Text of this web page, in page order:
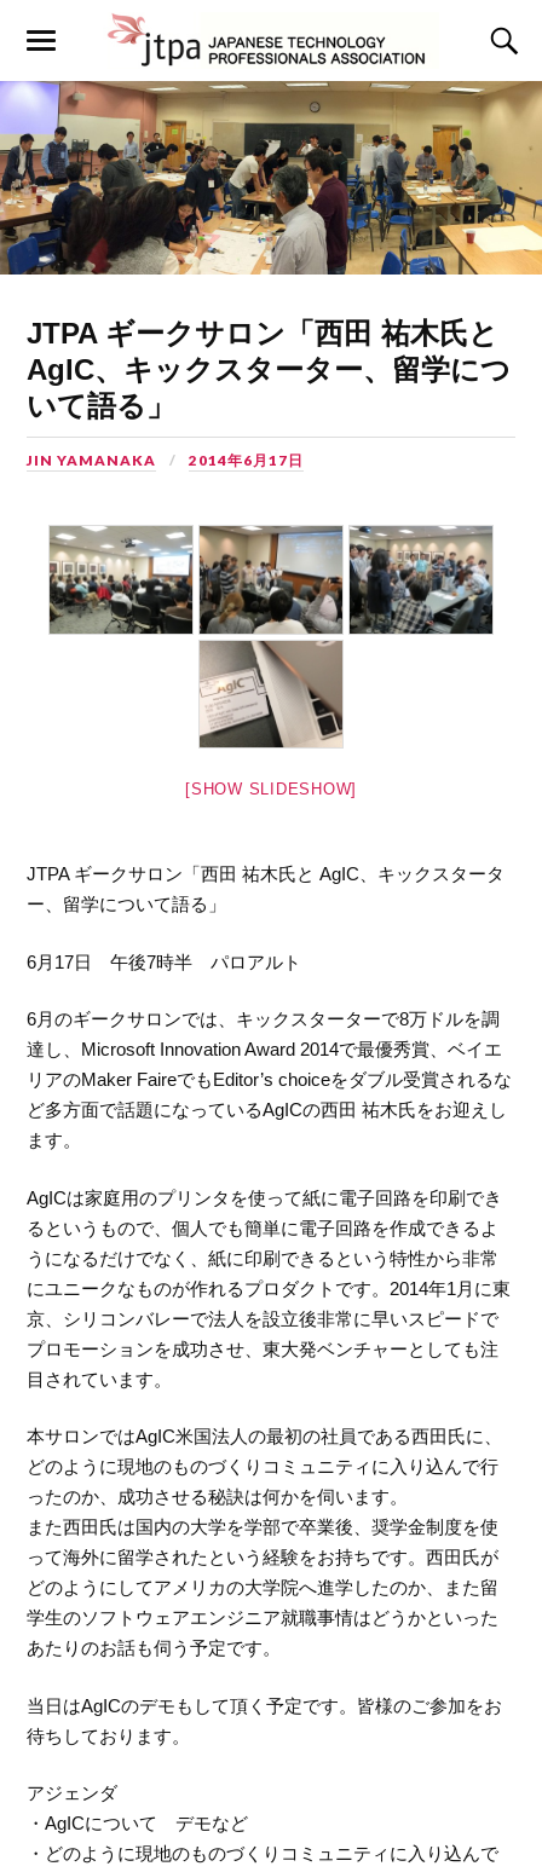
JTPA ギークサロン「西田 祐木氏と
AgIC、キックスターター、留学につ
いて語る」
JIN YAMANAKA 2014年6月17日
[SHOW SLIDESHOW]
JTPA ギークサロン「西田 祐木氏と AgIC、キックスタータ
ー、留学について語る」
6月17日 午後7時半 パロアルト
6月のギークサロンでは、キックスターターで8万ドルを調
達し、Microsoft Innovation Award 2014で最優秀賞、ベイエ
リアのMaker FaireでもEditor’s choiceをダブル受賞されるな
ど多方面で話題になっているAgICの西田 祐木氏をお迎えし
ます。
AgICは家庭用のプリンタを使って紙に電子回路を印刷でき
るというもので、個人でも簡単に電子回路を作成できるよ
うになるだけでなく、紙に印刷できるという特性から非常
にユニークなものが作れるプロダクトです。2014年1月に東
京、シリコンバレーで法人を設立後非常に早いスピードで
プロモーションを成功させ、東大発ベンチャーとしても注
目されています。
本サロンではAgIC米国法人の最初の社員である西田氏に、
どのように現地のものづくりコミュニティに入り込んで行
ったのか、成功させる秘訣は何かを伺います。
また西田氏は国内の大学を学部で卒業後、奨学金制度を使
って海外に留学されたという経験をお持ちです。西田氏が
どのようにしてアメリカの大学院へ進学したのか、また留
学生のソフトウェアエンジニア就職事情はどうかといった
あたりのお話も伺う予定です。
当日はAgICのデモもして頂く予定です。皆様のご参加をお
待ちしております。
アジェンダ
・AgICについて デモなど
・どのように現地のものづくりコミュニティに入り込んで